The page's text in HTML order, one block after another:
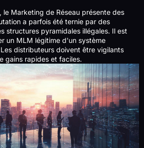
le Marketing de Réseau présente des
a parfois été ternie par des
structures pyramidales illégales. Il est
un MLM légitime d'un système
distributeurs doivent être vigilants
gains rapides et faciles.